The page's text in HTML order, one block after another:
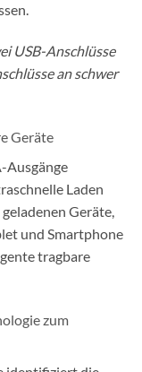
USB-Anschlüsse
an schwer
Geräte
Ausgänge
Laden
Geräte,
und Smartphone
tragbare
zum